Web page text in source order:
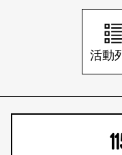
日本語
活動